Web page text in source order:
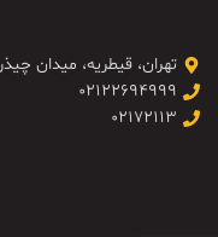
تهران، قیطریه، میدان چیذر
۰۲۱۲۲۶۹۴۹۹۹
۰۲۱۷۲۱۱۳